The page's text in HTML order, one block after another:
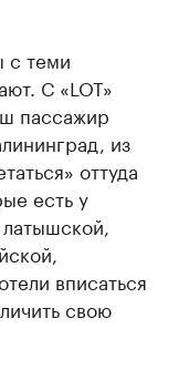
с теми
С «LOT»
пассажир
из
оттуда
есть у
вписаться
свою